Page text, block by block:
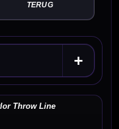
TERUG
Throw Line
+